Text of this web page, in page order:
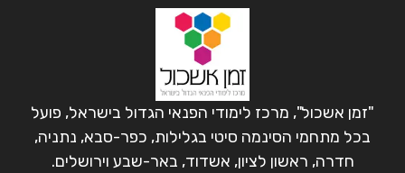
"זמן אשכול", מרכז לימודי הפנאי הגדול בישראל, פועל
בכל מתחמי הסינמה סיטי בגלילות, כפר-סבא, נתניה,
חדרה, ראשון לציון, אשדוד, באר-שבע וירושלים.